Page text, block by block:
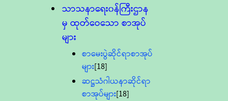
သာသနာရေး၀န်ကြီးဌာန
မှ ထုတ်ဝေသော စာအုပ်
များ
စာမေးပွဲဆိုင်ရာစာအုပ်
များ[18]
ဆဋ္ဌသံဂါယနာဆိုင်ရာ
စာအုပ်များ[18]